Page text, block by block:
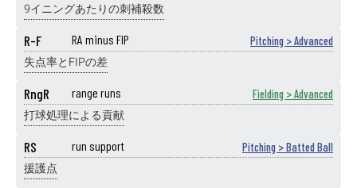
9イニングあたりの刺補殺数
R-F RA minus FIP Pitching > Advanced
失点率とFIPの差
RngR range runs Fielding > Advanced
打球処理による貢献
RS run support Pitching > Batted Ball
援護点